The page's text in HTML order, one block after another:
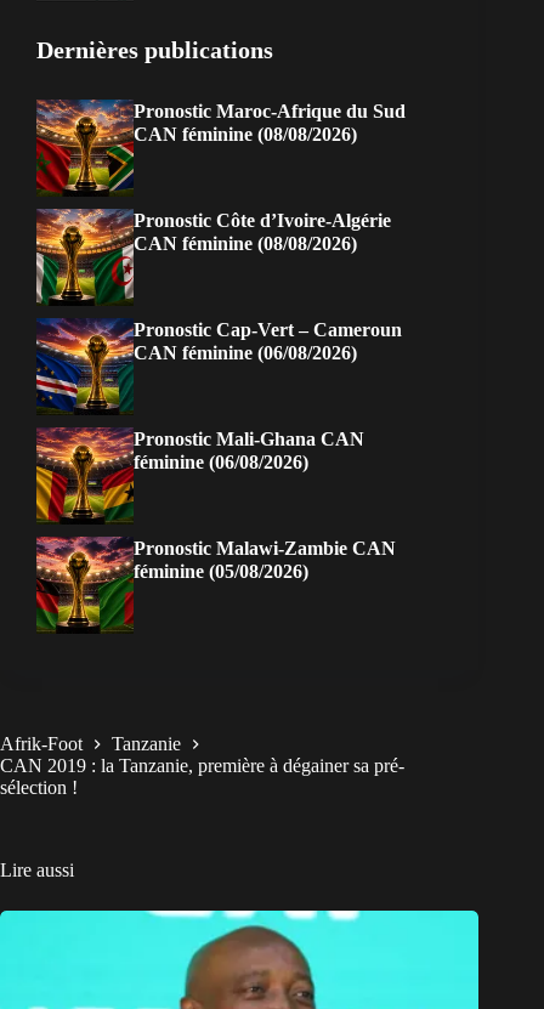
Dernières publications
Pronostic Maroc-Afrique du Sud
CAN féminine (08/08/2026)
Pronostic Côte d’Ivoire-Algérie
CAN féminine (08/08/2026)
Pronostic Cap-Vert – Cameroun
CAN féminine (06/08/2026)
Pronostic Mali-Ghana CAN
féminine (06/08/2026)
Pronostic Malawi-Zambie CAN
féminine (05/08/2026)
Afrik-Foot
Tanzanie
CAN 2019 : la Tanzanie, première à dégainer sa pré-
sélection !
Lire aussi